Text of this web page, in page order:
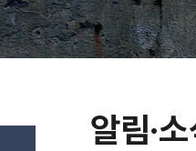
알림·